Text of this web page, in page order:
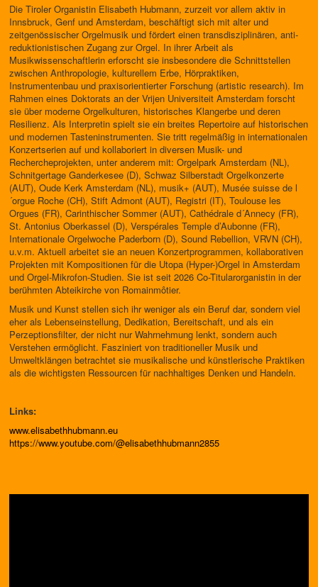
Die Tiroler Organistin Elisabeth Hubmann, zurzeit vor allem aktiv in
Innsbruck, Genf und Amsterdam, beschäftigt sich mit alter und
zeitgenössischer Orgelmusik und fördert einen transdisziplinären, anti-
reduktionistischen Zugang zur Orgel. In ihrer Arbeit als
Musikwissenschaftlerin erforscht sie insbesondere die Schnittstellen
zwischen Anthropologie, kulturellem Erbe, Hörpraktiken,
Instrumentenbau und praxisorientierter Forschung (artistic research). Im
Rahmen eines Doktorats an der Vrijen Universiteit Amsterdam forscht
sie über moderne Orgelkulturen, historisches Klangerbe und deren
Resilienz. Als Interpretin spielt sie ein breites Repertoire auf historischen
und modernen Tasteninstrumenten. Sie tritt regelmäßig in internationalen
Konzertserien auf und kollaboriert in diversen Musik- und
Rechercheprojekten, unter anderem mit: Orgelpark Amsterdam (NL),
Schnitgertage Ganderkesee (D), Schwaz Silberstadt Orgelkonzerte
(AUT), Oude Kerk Amsterdam (NL), musik+ (AUT), Musée suisse de l
´orgue Roche (CH), Stift Admont (AUT), Registri (IT), Toulouse les
Orgues (FR), Carinthischer Sommer (AUT), Cathédrale d´Annecy (FR),
St. Antonius Oberkassel (D), Verspérales Temple d’Aubonne (FR),
Internationale Orgelwoche Paderborn (D), Sound Rebellion, VRVN (CH),
u.v.m. Aktuell arbeitet sie an neuen Konzertprogrammen, kollaborativen
Projekten mit Kompositionen für die Utopa (Hyper-)Orgel in Amsterdam
und Orgel-Mikrofon-Studien. Sie ist seit 2026 Co-Titularorganistin in der
berühmten Abteikirche von Romainmôtier.
Musik und Kunst stellen sich ihr weniger als ein Beruf dar, sondern viel
eher als Lebenseinstellung, Dedikation, Bereitschaft, und als ein
Perzeptionsfilter, der nicht nur Wahrnehmung lenkt, sondern auch
Verstehen ermöglicht. Fasziniert von traditioneller Musik und
Umweltklängen betrachtet sie musikalische und künstlerische Praktiken
als die wichtigsten Ressourcen für nachhaltiges Denken und Handeln.
Links:
www.elisabethhubmann.eu
https://www.youtube.com/@elisabethhubmann2855